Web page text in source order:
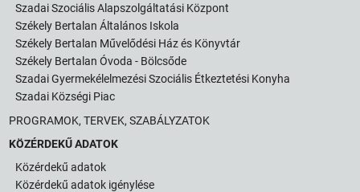
Szadai Szociális Alapszolgáltatási Központ
Székely Bertalan Általános Iskola
Székely Bertalan Művelődési Ház és Könyvtár
Székely Bertalan Óvoda - Bölcsőde
Szadai Gyermekélelmezési Szociális Étkeztetési Konyha
Szadai Községi Piac
PROGRAMOK, TERVEK, SZABÁLYZATOK
KÖZÉRDEKŰ ADATOK
Közérdekű adatok
Közérdekű adatok igénylése